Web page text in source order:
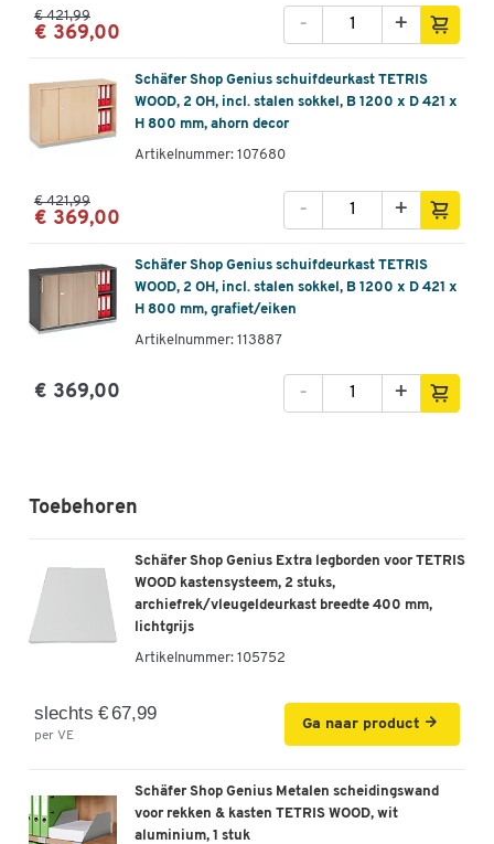
€ 421,99
€ 369,00 +
-
Schäfer Shop Genius schuifdeurkast TETRIS
WOOD, 2 OH, incl. stalen sokkel, B 1200 x D 421 x
H 800 mm, ahorn decor
Artikelnummer: 107680
€ 421,99
€ 369,00 +
-
Schäfer Shop Genius schuifdeurkast TETRIS
WOOD, 2 OH, incl. stalen sokkel, B 1200 x D 421 x
H 800 mm, grafiet/eiken
Artikelnummer: 113887
€ 369,00 +
-
Toebehoren
Schäfer Shop Genius Extra legborden voor TETRIS
WOOD kastensysteem, 2 stuks,
archiefrek/vleugeldeurkast breedte 400 mm,
lichtgrijs
Artikelnummer: 105752
slechts € 67,99
per VE
Ga naar product
Schäfer Shop Genius Metalen scheidingswand
voor rekken & kasten TETRIS WOOD, wit
aluminium, 1 stuk